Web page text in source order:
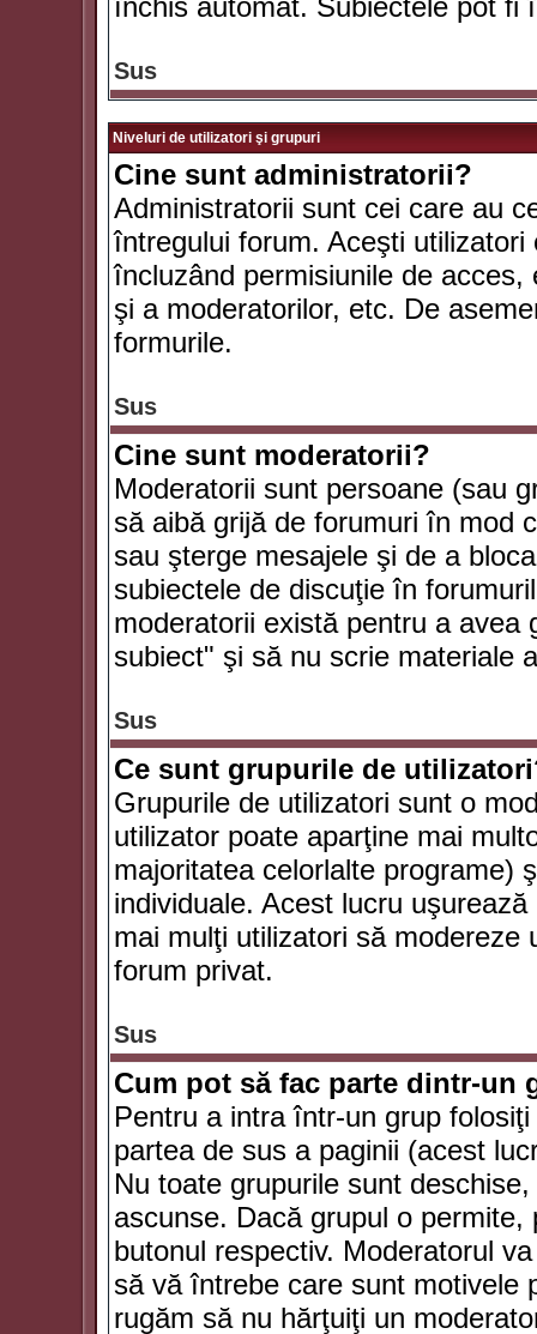
închis automat. Subiectele pot fi
Sus
Niveluri de utilizatori şi grupuri
Cine sunt administratorii?
Administratorii sunt cei care au
întregului forum. Aceşti
încluzând permisiunile de
şi a moderatorilor, etc. De
formurile.
Sus
Cine sunt moderatorii?
Moderatorii sunt persoane (sau
să aibă grijă de forumuri în mod
sau şterge mesajele şi de a
subiectele de discuţie în
moderatorii există pentru a avea
subiect" şi să nu scrie materiale
Sus
Ce sunt grupurile de
Grupurile de utilizatori sunt o
utilizator poate aparţine mai
majoritatea celorlalte programe)
individuale. Acest lucru
mai mulţi utilizatori să
forum privat.
Sus
Cum pot să fac parte dintr-un
Pentru a intra într-un grup
partea de sus a paginii (acest
Nu toate grupurile sunt
ascunse. Dacă grupul o
butonul respectiv. Moderatorul
să vă întrebe care sunt motivele
rugăm să nu hărţuiţi un